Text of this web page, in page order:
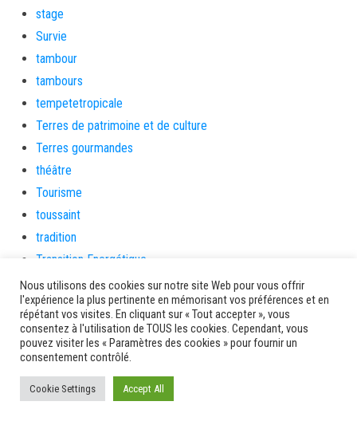
stage
Survie
tambour
tambours
tempetetropicale
Terres de patrimoine et de culture
Terres gourmandes
théâtre
Tourisme
toussaint
tradition
Transition Energétique
Transport et routes
Travail
Travaux
Travaux THD
TSUNAMI
Nous utilisons des cookies sur notre site Web pour vous offrir
l'expérience la plus pertinente en mémorisant vos préférences et en
répétant vos visites. En cliquant sur « Tout accepter », vous
consentez à l'utilisation de TOUS les cookies. Cependant, vous
pouvez visiter les « Paramètres des cookies » pour fournir un
consentement contrôlé.
Cookie Settings Accept All